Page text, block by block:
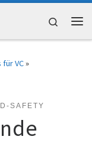
Search
für VC»
SAFETY